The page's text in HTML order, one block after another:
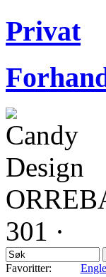
Privat
301 ·
Favoritter: